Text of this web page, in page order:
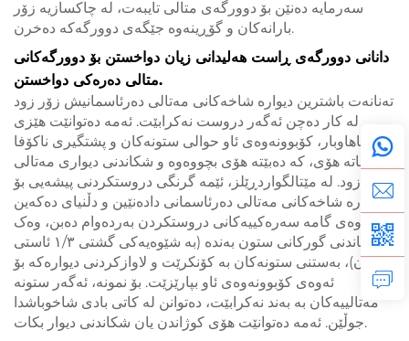
سەرمایە دەنێن بۆ دوورگەى متالى تایبەت، لە چاکسازیە زۆر
بارانەکان و گۆڕینەوە جێگەی دوورگەکە دەخرن.
دانانى دوورگەى ڕاست هەلیدانى زیان دواخستن بۆ دوورگەكانى
متالى دەرەکی دواخستن.
تەنانەت باشترین دیوارە شاخەکانی مەتالی دەرئاسمانیش زۆر زود
لە کار دەچن ئەگەر دروست نەکرابێت. ئەمە دەتوانێت هێزی
ناهاوبار، کۆبوونەوەی ئاو حوالی ستونەکان و پشتگیری ناکۆفا
بخاتە هۆی، کە دەبێتە هۆی بچووەوە و شکاندنی دیواری مەتالی
زۆر زود. لە مێتالگواردڕێلز، ئێمە گرنگی دروستکردنی پیشەیی بۆ
دیوارە شاخەکانی مەتالی دەرئاسمانی دادەنێین و دڵنیای دەکەین
لەوەی گامە سەرەکییەکانی دروستکردن بەردەوام دەبن، وەک
گورخاندنی گورکانی ستون بەندە (بە شێوەیەکی گشتی ١/٣ ئاستی
ستون)، بەستنی ستونەکان بە کۆنکرێت و لاوازکردنی دیوارەکە بۆ
ئەوەی کۆبوونەوەی ئاو بپارێزێت. بۆ نمونە، ئەگەر ستونە
مەتالییەکان بە بەند نەکرابێت، دەتوانن لە کاتی بادی شاخوباشدا
جوڵێن. ئەمە دەتوانێت هۆی کوژاندن یان شکاندنی دیوار بکات.